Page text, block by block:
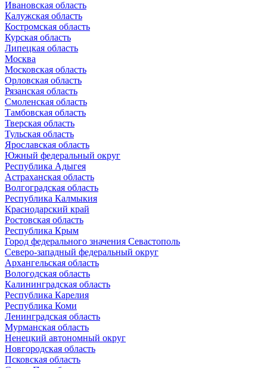
Ивановская область
Калужская область
Костромская область
Курская область
Липецкая область
Москва
Московская область
Орловская область
Рязанская область
Смоленская область
Тамбовская область
Тверская область
Тульская область
Ярославская область
Южный федеральный округ
Республика Адыгея
Астраханская область
Волгоградская область
Республика Калмыкия
Краснодарский край
Ростовская область
Республика Крым
Город федерального значения Севастополь
Северо-западный федеральный округ
Архангельская область
Вологодская область
Калининградская область
Республика Карелия
Республика Коми
Ленинградская область
Мурманская область
Ненецкий автономный округ
Новгородская область
Псковская область